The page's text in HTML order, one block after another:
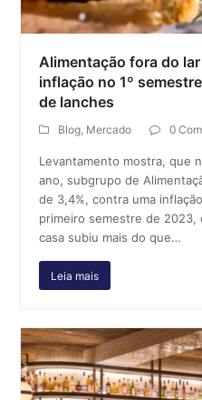
Alimentação fora do
inflação no 1º
de lanches
Blog, Mercado 0
Levantamento mostra, que
ano, subgrupo de
de 3,4%, contra uma
primeiro semestre de 2023,
casa subiu mais do que…
Leia mais